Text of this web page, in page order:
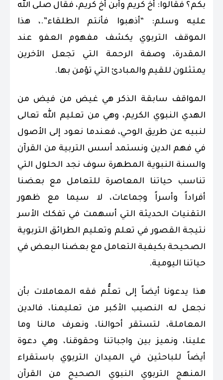
بكم؟ فقالوا: أخ كريم وأبن أخ كريم، فقال صلى الله
عليه وسلم: “أذهبوا فأنتم الطلقاء”.، هذا
الموقف التربوي يكشف مفهوم العفو عند
المقدرة، وصفة الرحمة التي تجعل الآخرين
يمتثلون للقيم والمبادئ التي تؤمن بها.
المواقف سابقة الذكر هي غيض من فيض من
الهدي النبوي الكريم، وهي من تعليم الله تعالى
لنبيه عن طريق الوحي، فعندما نعود إلى الأصول
في فهم الدين ونستمد أسس التربية من القرآن
والسنة النبوية المطهرة سوف نجد الحلول التي
تناسب حياتنا المعاصرة للتعامل مع بعضنا
أفراداً وأسراً وجماعات، لا سيما مع ظهور
التقنيات الحديثة التي أسهمت في تفكك الأسر
نتيجة القصور في تعلم وتعليم الطرائق التربوية
الصحيحة بكيفية التعامل مع بعضنا البعض في
حياتنا اليومية.
هذا يدعونا أيضاً إلى تعلُّم فقه المعاملات بأن
نجعل له النصيب الأكبر من تعليمنا، فالدين
المعاملة، لتستقر أحوالنا، ونعرف مالنا وما
علينا، ونميز بين واجباتنا وحقوقنا، وهي دعوة
أيضاً للباحثين في الميدان التربوي باستقراء
المنهج التربوي النبوي الصحيح من القرآن